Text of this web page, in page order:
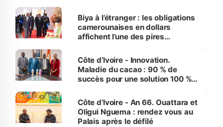
Biya à l’étranger : les obligations
camerounaises en dollars
affichent l’une des pires
Côte d’Ivoire - Innovation.
Maladie du cacao : 90 % de
succès pour une solution 100 %
Côte d’Ivoire - An 66. Ouattara et
Oligui Nguema : rendez vous au
Palais après le défilé